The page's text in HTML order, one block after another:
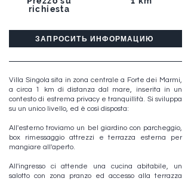
richiesta
ЗАПРОСИТЬ ИНФОРМАЦИЮ
Villa Singola sita in zona centrale a Forte dei Marmi,
a circa 1 km di distanza dal mare, inserita in un
contesto di estrema privacy e tranquillità. Si sviluppa
su un unico livello, ed è così disposta:
All'esterno troviamo un bel giardino con parcheggio,
box rimessaggio attrezzi e terrazza esterna per
mangiare all'aperto.
All'ingresso ci attende una cucina abitabile, un
salotto con zona pranzo ed accesso alla terrazza